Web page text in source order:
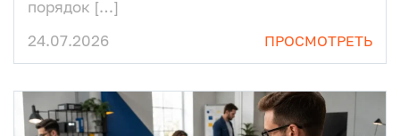
порядок […]
24.07.2026
ПРОСМОТРЕТЬ